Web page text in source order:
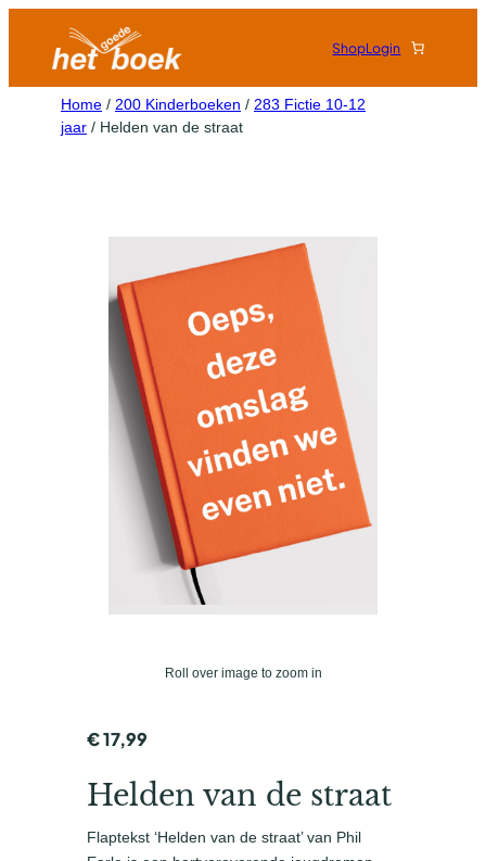
ShopLogin
Home / 200 Kinderboeken / 283 Fictie 10-12
jaar / Helden van de straat
Roll over image to zoom in
€17,99
Helden van de straat
Flaptekst ‘Helden van de straat’ van Phil